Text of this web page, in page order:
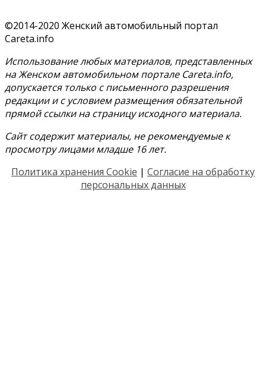
©2014-2020 Женский автомобильный портал
Careta.info
Использование любых материалов, представленных
на Женском автомобильном портале Careta.info,
допускается только с письменного разрешения
редакции и с условием размещения обязательной
прямой ссылки на страницу исходного материала.
Сайт содержит материалы, не рекомендуемые к
просмотру лицами младше 16 лет.
Политика хранения Cookie | Согласие на обработку
персональных данных